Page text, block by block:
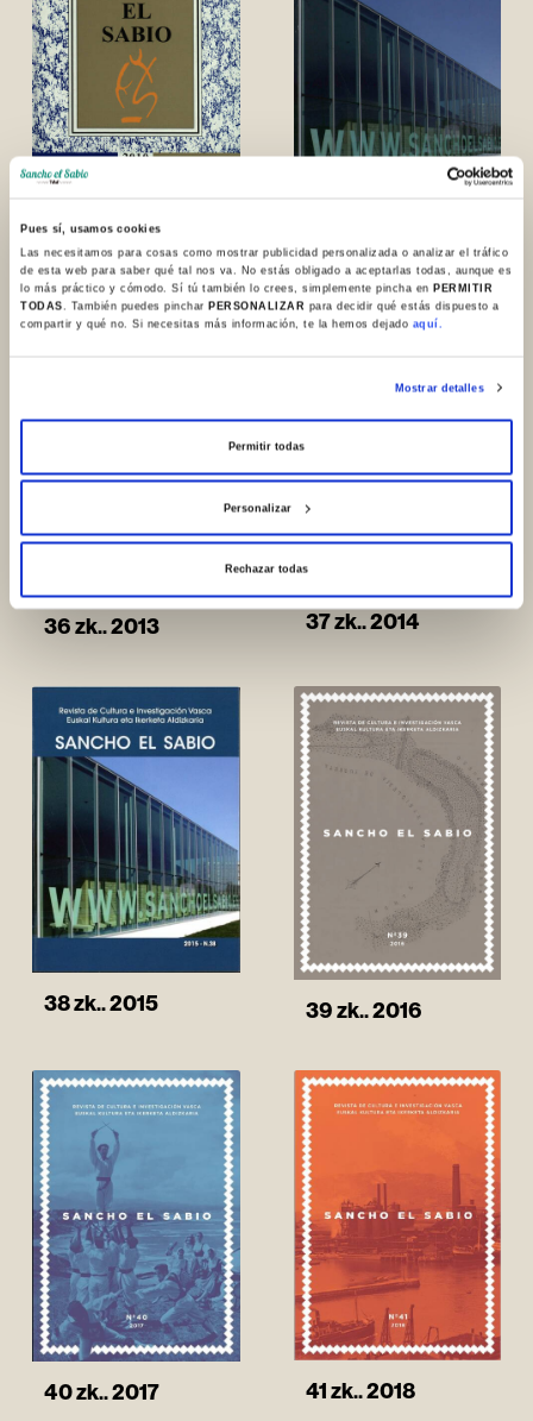
Pues sí, usamos cookies
Las necesitamos para cosas como mostrar publicidad personalizada o analizar el tráfico
de esta web para saber qué tal nos va. No estás obligado a aceptarlas todas, aunque es
lo más práctico y cómodo. Sí tú también lo crees, simplemente pincha en PERMITIR
TODAS . También puedes pinchar PERSONALIZAR para decidir qué estás dispuesto a
compartir y qué no. Si necesitas más información, te la hemos dejado aquí.
Mostrar detalles
Permitir todas
Personalizar
Rechazar todas
33 zk.. 2010 35 zk.. 2012
36 zk.. 2013 37 zk.. 2014
38 zk.. 2015 39 zk.. 2016
40 zk.. 2017 41 zk.. 2018